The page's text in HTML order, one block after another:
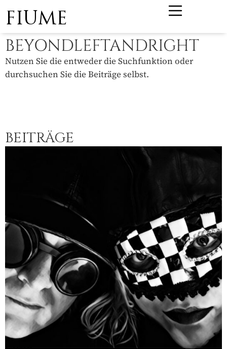
FIUME
BEYONDLEFTANDRIGHT
Nutzen Sie die entweder die Suchfunktion oder
durchsuchen Sie die Beiträge selbst.
BEITRÄGE